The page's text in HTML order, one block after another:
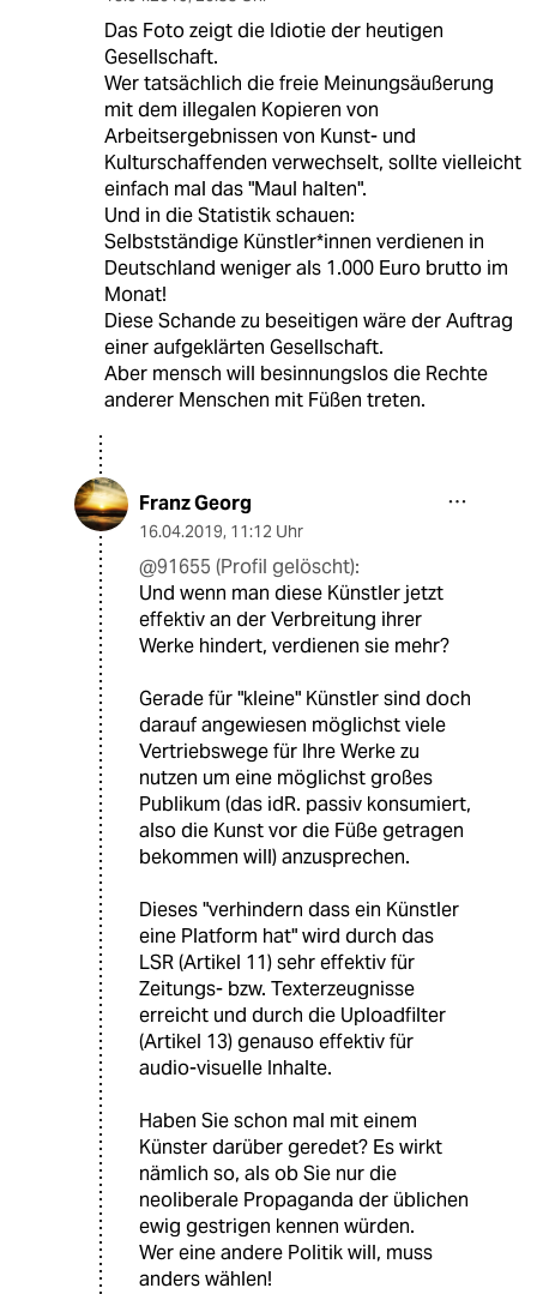
Das Foto zeigt die Idiotie der heutigen
Gesellschaft.
Wer tatsächlich die freie Meinungsäußerung
mit dem illegalen Kopieren von
Arbeitsergebnissen von Kunst- und
Kulturschaffenden verwechselt, sollte vielleicht
einfach mal das "Maul halten".
Und in die Statistik schauen:
Selbstständige Künstler*innen verdienen in
Deutschland weniger als 1.000 Euro brutto im
Monat!
Diese Schande zu beseitigen wäre der Auftrag
einer aufgeklärten Gesellschaft.
Aber mensch will besinnungslos die Rechte
anderer Menschen mit Füßen treten.
Franz Georg
16.04.2019, 11:12 Uhr
@91655 (Profil gelöscht):
Und wenn man diese Künstler jetzt
effektiv an der Verbreitung ihrer
Werke hindert, verdienen sie mehr?
Gerade für "kleine" Künstler sind doch
darauf angewiesen möglichst viele
Vertriebswege für Ihre Werke zu
nutzen um eine möglichst großes
Publikum (das idR. passiv konsumiert,
also die Kunst vor die Füße getragen
bekommen will) anzusprechen.
Dieses "verhindern dass ein Künstler
eine Platform hat" wird durch das
LSR (Artikel 11) sehr effektiv für
Zeitungs- bzw. Texterzeugnisse
erreicht und durch die Uploadfilter
(Artikel 13) genauso effektiv für
audio-visuelle Inhalte.
Haben Sie schon mal mit einem
Künster darüber geredet? Es wirkt
nämlich so, als ob Sie nur die
neoliberale Propaganda der üblichen
ewig gestrigen kennen würden.
Wer eine andere Politik will, muss
anders wählen!